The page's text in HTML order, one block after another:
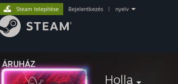
ÁRUHÁZ
Steam telepítése Bejelentkezés nyelv
Holla